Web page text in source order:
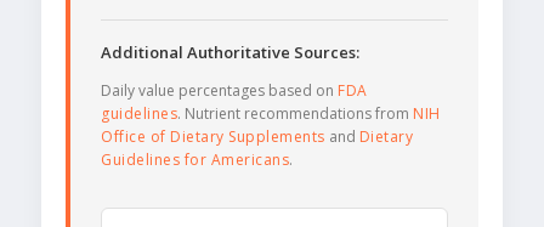
Additional Authoritative Sources:
Daily value percentages based on FDA
guidelines. Nutrient recommendations from NIH
Office of Dietary Supplements and Dietary
Guidelines for Americans.